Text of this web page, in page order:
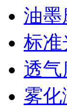
油墨
标准
透气
雾化